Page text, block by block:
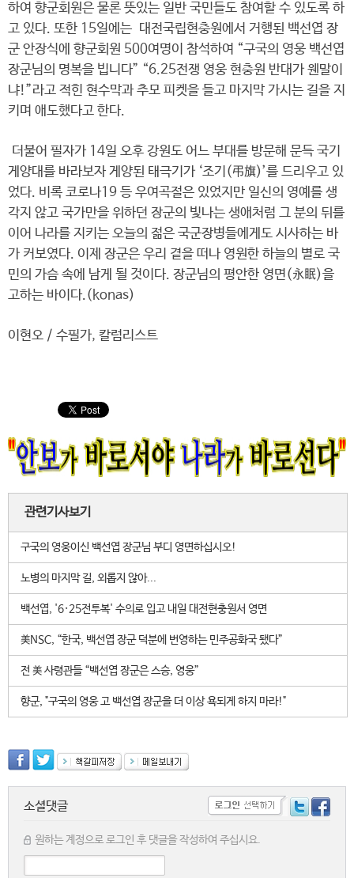
하여 향군회원은 물론 뜻있는 일반 국민들도 참여할 수 있도록 하
고 있다. 또한 15일에는 대전국립현충원에서 거행된 백선엽 장
군 안장식에 향군회원 500여명이 참석하여 “구국의 영웅 백선엽
장군님의 명복을 빕니다” “6.25전쟁 영웅 현충원 반대가 웬말이
냐!”라고 적힌 현수막과 추모 피켓을 들고 마지막 가시는 길을 지
키며 애도했다고 한다.
더불어 필자가 14일 오후 강원도 어느 부대를 방문해 문득 국기
게양대를 바라보자 게양된 태극기가 ‘조기(弔旗)’를 드리우고 있
었다. 비록 코로나19 등 우여곡절은 있었지만 일신의 영예를 생
각지 않고 국가만을 위하던 장군의 빛나는 생애처럼 그 분의 뒤를
이어 나라를 지키는 오늘의 젊은 국군장병들에게도 시사하는 바
가 커보였다. 이제 장군은 우리 곁을 떠나 영원한 하늘의 별로 국
민의 가슴 속에 남게 될 것이다. 장군님의 평안한 영면(永眠)을
고하는 바이다.(konas)
이현오 / 수필가, 칼럼리스트
관련기사보기
구국의 영웅이신 백선엽 장군님 부디 영면하십시오!
노병의 마지막 길, 외롭지 않아...
백선엽, '6·25전투복' 수의로 입고 내일 대전현충원서 영면
美NSC, “한국, 백선엽 장군 덕분에 번영하는 민주공화국 됐다”
전 美 사령관들 “백선엽 장군은 스승, 영웅”
향군, "구국의 영웅 고 백선엽 장군을 더 이상 욕되게 하지 마라!"
소셜댓글
원하는 계정으로 로그인 후 댓글을 작성하여 주십시요.